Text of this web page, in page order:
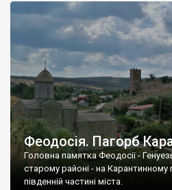
Феодосія. Пагорб
Головна памятка Феодосії -
старому районі - на Карантинному
південній частині міста.